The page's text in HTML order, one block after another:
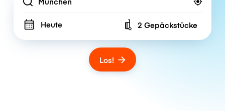
Location
Heute Number of bags
2 Gepäckstücke
Los!